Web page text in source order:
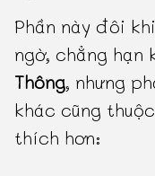
Phần này đôi
ngờ, chẳng hạn
Thông, nhưng
khác cũng
thích hơn: